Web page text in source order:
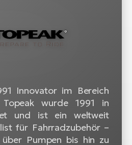
Innovator im Bereich
Topeak wurde 1991 in
und ist ein weltweit
für Fahrradzubehör –
über Pumpen bis hin zu